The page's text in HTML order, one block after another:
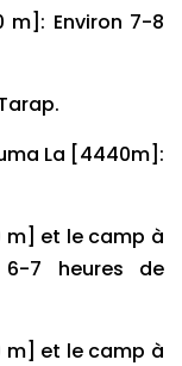
m]: Environ 7-8
La [4440m]:
m] et le camp à
6-7 heures de
m] et le camp à